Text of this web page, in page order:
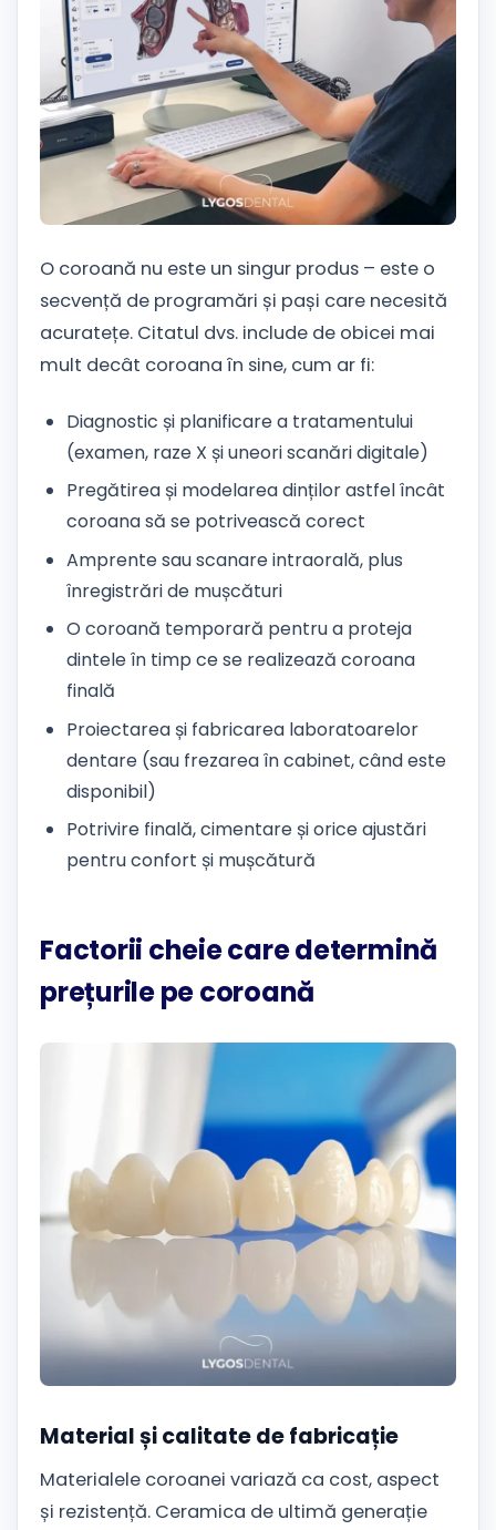
O coroană nu este un singur produs – este o
secvență de programări și pași care necesită
acuratețe. Citatul dvs. include de obicei mai
mult decât coroana în sine, cum ar fi:
Diagnostic și planificare a tratamentului
(examen, raze X și uneori scanări digitale)
Pregătirea și modelarea dinților astfel încât
coroana să se potrivească corect
Amprente sau scanare intraorală, plus
înregistrări de mușcături
O coroană temporară pentru a proteja
dintele în timp ce se realizează coroana
finală
Proiectarea și fabricarea laboratoarelor
dentare (sau frezarea în cabinet, când este
disponibil)
Potrivire finală, cimentare și orice ajustări
pentru confort și mușcătură
Factorii cheie care determină
prețurile pe coroană
Material și calitate de fabricație
Materialele coroanei variază ca cost, aspect
și rezistență. Ceramica de ultimă generație